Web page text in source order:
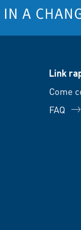
Link
Come
FAQ